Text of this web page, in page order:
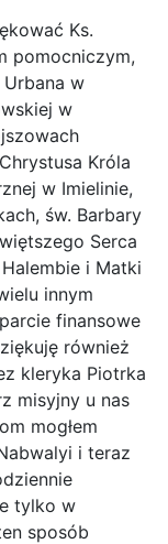
Ks.
pomocniczym,
Urbana w
w
Króla
w Imielinie,
św. Barbary
Serca
i Matki
innym
finansowe
również
kleryka Piotrka
misyjny u nas
mogłem
i teraz
tylko w
sposób